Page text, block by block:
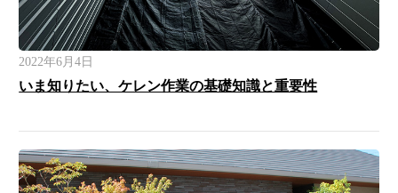
2022年6月4日
いま知りたい、ケレン作業の基礎知識と重要性